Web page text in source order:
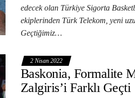
edecek olan Türkiye Sigorta
ekiplerinden Türk Telekom, yeni
Geçtiğimiz…
2 Nisan 2022
Baskonia, Formalite
Zalgiris’i Farklı Geçti